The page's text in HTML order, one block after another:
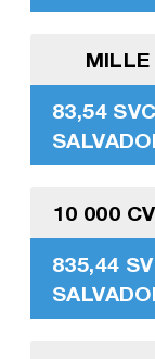
MILLE
83,54
10 000
835,44